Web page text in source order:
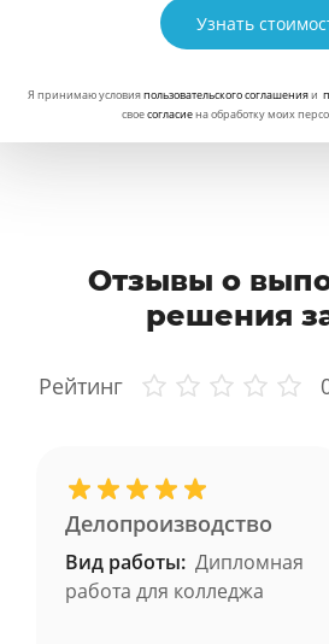
Узнать
Я принимаю условияпользовательского соглашенияи
своесогласиена обработку моих
Отзывы о
решения
Рейтинг
Делопроизводство
Вид работы: Дипломная
работа для колледжа